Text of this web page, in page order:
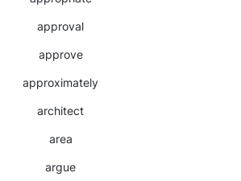
approval
approve
approximately
architect
area
argue